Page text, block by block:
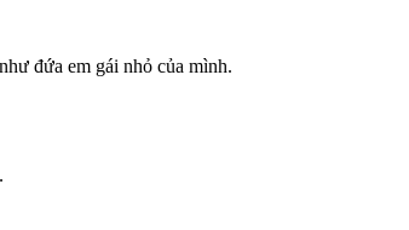
đứa em gái nhỏ của mình.